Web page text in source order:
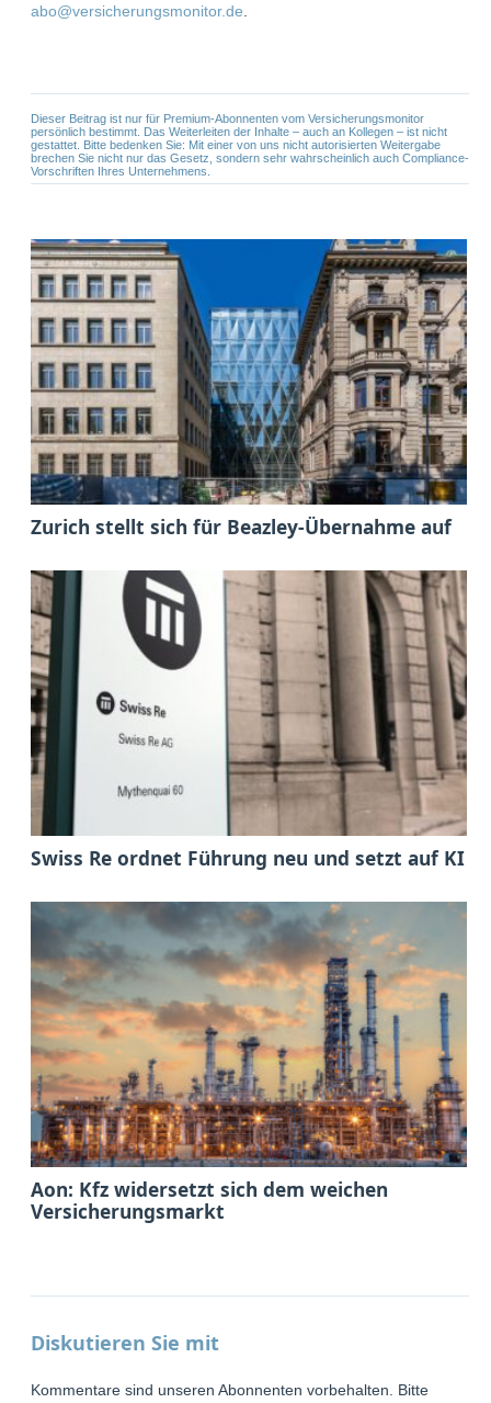
abo@versicherungsmonitor.de
Dieser Beitrag ist nur für Premium-Abonnenten vom Versicherungsmonitor
persönlich bestimmt. Das Weiterleiten der Inhalte – auch an Kollegen – ist nicht
gestattet. Bitte bedenken Sie: Mit einer von uns nicht autorisierten Weitergabe
brechen Sie nicht nur das Gesetz, sondern sehr wahrscheinlich auch Compliance-
Vorschriften Ihres Unternehmens.
Zurich stellt sich für Beazley-Übernahme auf
Swiss Re ordnet Führung neu und setzt auf KI
Aon: Kfz widersetzt sich dem weichen
Versicherungsmarkt
Diskutieren Sie mit
Kommentare sind unseren Abonnenten vorbehalten. Bitte